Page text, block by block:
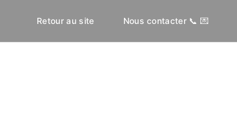
Retour au site Nous contacter 📞 💌